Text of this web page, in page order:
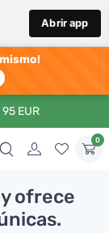
Abrir app
EUR
0
ofrece